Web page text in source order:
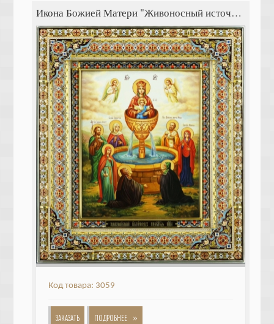
Икона Божией Матери "Живоносный источник"
Код товара: 3059
ЗАКАЗАТЬ ПОДРОБНЕЕ »